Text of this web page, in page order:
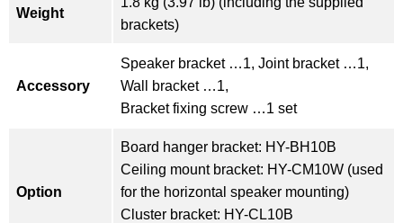
Weight
brackets)
Accessory
Speaker bracket …1, Joint bracket …1,
Wall bracket …1,
Bracket fixing screw …1 set
Option
Board hanger bracket: HY-BH10B
Ceiling mount bracket: HY-CM10W (used
for the horizontal speaker mounting)
Cluster bracket: HY-CL10B